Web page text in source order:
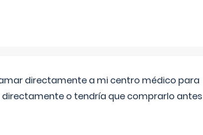
directamente a mi centro médico para
o tendría que comprarlo